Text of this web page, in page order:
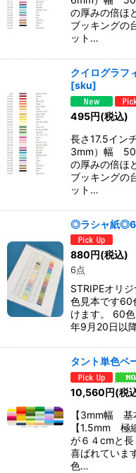
の厚みの倍ほ
ブッキングの
ット…
クイログラフ
[sku]
495円(税込)
長さ17.5イン
3mm）幅 50
の厚みの倍ほ
ブッキングの
ット…
◎ラシャ紙
880円(税込)
6点
STRIPEオリ
色見本です60
けます。 60
年9月20日以
タント単色ペ
10,560円(税
【3mm幅 基
【1.5mm 極
が６４cmと
喜ばれていま
色…